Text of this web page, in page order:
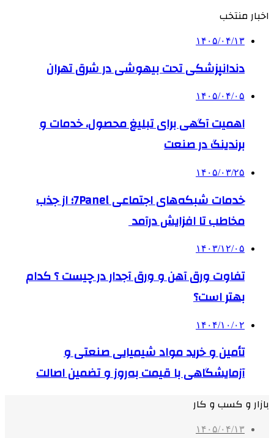
اخبار منتخب
۱۴۰۵/۰۴/۱۳
دندانپزشکی تحت بیهوشی در شرق تهران
۱۴۰۵/۰۴/۰۵
اهمیت آگهی برای تبلیغ محصول، خدمات و
برندینگ در صنعت
۱۴۰۵/۰۳/۲۵
خدمات شبکه‌های اجتماعی 7Panel؛ از جذب
مخاطب تا افزایش درآمد
۱۴۰۳/۱۲/۰۵
تفاوت ورق آهن و ورق آجدار در چیست ؟ کدام
بهتر است؟
۱۴۰۴/۱۰/۰۲
تأمین و خرید مواد شیمیایی صنعتی و
آزمایشگاهی با قیمت به‌روز و تضمین اصالت
بازار و کسب و کار
۱۴۰۵/۰۴/۱۳